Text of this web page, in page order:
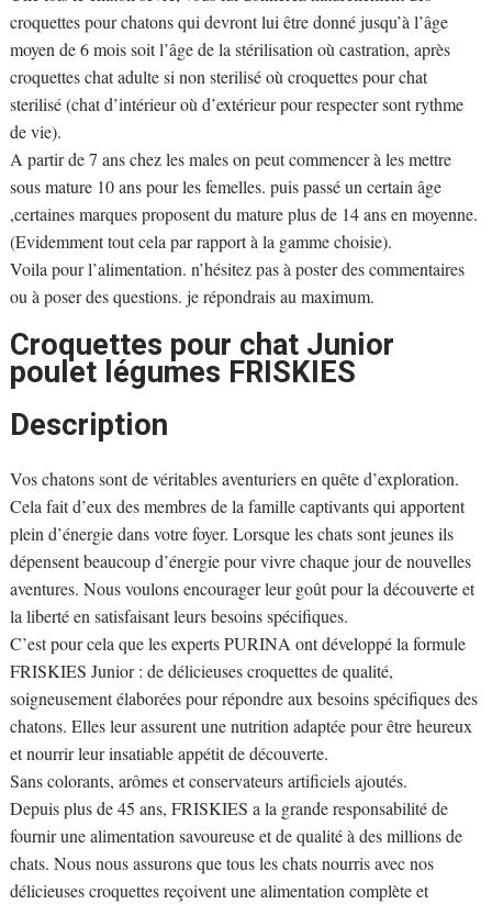
croquettes pour chatons qui devront lui être donné jusqu’à l’âge
moyen de 6 mois soit l’âge de la stérilisation où castration, après
croquettes chat adulte si non sterilisé où croquettes pour chat
sterilisé (chat d’intérieur où d’extérieur pour respecter sont rythme
de vie).
A partir de 7 ans chez les males on peut commencer à les mettre
sous mature 10 ans pour les femelles. puis passé un certain âge
,certaines marques proposent du mature plus de 14 ans en moyenne.
(Evidemment tout cela par rapport à la gamme choisie).
Voila pour l’alimentation. n’hésitez pas à poster des commentaires
ou à poser des questions. je répondrais au maximum.
Croquettes pour chat Junior
poulet légumes FRISKIES
Description
Vos chatons sont de véritables aventuriers en quête d’exploration.
Cela fait d’eux des membres de la famille captivants qui apportent
plein d’énergie dans votre foyer. Lorsque les chats sont jeunes ils
dépensent beaucoup d’énergie pour vivre chaque jour de nouvelles
aventures. Nous voulons encourager leur goût pour la découverte et
la liberté en satisfaisant leurs besoins spécifiques.
C’est pour cela que les experts PURINA ont développé la formule
FRISKIES Junior : de délicieuses croquettes de qualité,
soigneusement élaborées pour répondre aux besoins spécifiques des
chatons. Elles leur assurent une nutrition adaptée pour être heureux
et nourrir leur insatiable appétit de découverte.
Sans colorants, arômes et conservateurs artificiels ajoutés.
Depuis plus de 45 ans, FRISKIES a la grande responsabilité de
fournir une alimentation savoureuse et de qualité à des millions de
chats. Nous nous assurons que tous les chats nourris avec nos
délicieuses croquettes reçoivent une alimentation complète et